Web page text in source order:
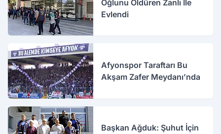
Oğlunu Öldüren Zanlı İle
Evlendi
Afyonspor Taraftarı Bu
Akşam Zafer Meydanı’nda
Başkan Ağduk: Şuhut İçin